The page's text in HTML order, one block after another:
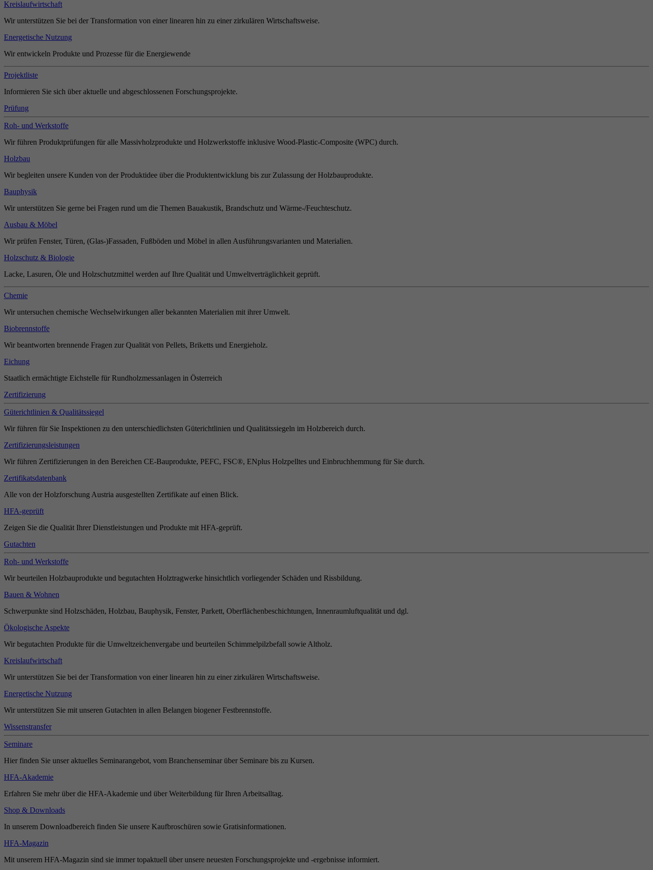
Kreislaufwirtschaft
Wir unterstützen Sie bei der Transformation von einer linearen hin zu einer zirkulären Wirtschaftsweise.
Energetische Nutzung
Wir entwickeln Produkte und Prozesse für die Energiewende
Projektliste
Informieren Sie sich über aktuelle und abgeschlossenen Forschungsprojekte.
Prüfung
Roh- und Werkstoffe
Wir führen Produktprüfungen für alle Massivholzprodukte und Holzwerkstoffe inklusive Wood-Plastic-Composite (WPC) durch.
Holzbau
Wir begleiten unsere Kunden von der Produktidee über die Produktentwicklung bis zur Zulassung der Holzbauprodukte.
Bauphysik
Wir unterstützen Sie gerne bei Fragen rund um die Themen Bauakustik, Brandschutz und Wärme-/Feuchteschutz.
Ausbau & Möbel
Wir prüfen Fenster, Türen, (Glas-)Fassaden, Fußböden und Möbel in allen Ausführungsvarianten und Materialien.
Holzschutz & Biologie
Lacke, Lasuren, Öle und Holzschutzmittel werden auf Ihre Qualität und Umweltverträglichkeit geprüft.
Chemie
Wir untersuchen chemische Wechselwirkungen aller bekannten Materialien mit ihrer Umwelt.
Biobrennstoffe
Wir beantworten brennende Fragen zur Qualität von Pellets, Briketts und Energieholz.
Eichung
Staatlich ermächtigte Eichstelle für Rundholzmessanlagen in Österreich
Zertifizierung
Güterichtlinien & Qualitätssiegel
Wir führen für Sie Inspektionen zu den unterschiedlichsten Güterichtlinien und Qualitätssiegeln im Holzbereich durch.
Zertifizierungsleistungen
Wir führen Zertifizierungen in den Bereichen CE-Bauprodukte, PEFC, FSC®, ENplus Holzpelltes und Einbruchhemmung für Sie durch.
Zertifikatsdatenbank
Alle von der Holzforschung Austria ausgestellten Zertifikate auf einen Blick.
HFA-geprüft
Zeigen Sie die Qualität Ihrer Dienstleistungen und Produkte mit HFA-geprüft.
Gutachten
Roh- und Werkstoffe
Wir beurteilen Holzbauprodukte und begutachten Holztragwerke hinsichtlich vorliegender Schäden und Rissbildung.
Bauen & Wohnen
Schwerpunkte sind Holzschäden, Holzbau, Bauphysik, Fenster, Parkett, Oberflächenbeschichtungen, Innenraumluftqualität und dgl.
Ökologische Aspekte
Wir begutachten Produkte für die Umweltzeichenvergabe und beurteilen Schimmelpilzbefall sowie Altholz.
Kreislaufwirtschaft
Wir unterstützen Sie bei der Transformation von einer linearen hin zu einer zirkulären Wirtschaftsweise.
Energetische Nutzung
Wir unterstützen Sie mit unseren Gutachten in allen Belangen biogener Festbrennstoffe.
Wissenstransfer
Seminare
Hier finden Sie unser aktuelles Seminarangebot, vom Branchenseminar über Seminare bis zu Kursen.
HFA-Akademie
Erfahren Sie mehr über die HFA-Akademie und über Weiterbildung für Ihren Arbeitsalltag.
Shop & Downloads
In unserem Downloadbereich finden Sie unsere Kaufbroschüren sowie Gratisinformationen.
HFA-Magazin
Mit unserem HFA-Magazin sind sie immer topaktuell über unsere neuesten Forschungsprojekte und -ergebnisse informiert.